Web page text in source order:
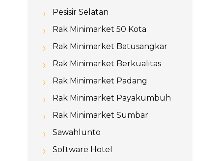
Pesisir Selatan
Rak Minimarket 50 Kota
Rak Minimarket Batusangkar
Rak Minimarket Berkualitas
Rak Minimarket Padang
Rak Minimarket Payakumbuh
Rak Minimarket Sumbar
Sawahlunto
Software Hotel